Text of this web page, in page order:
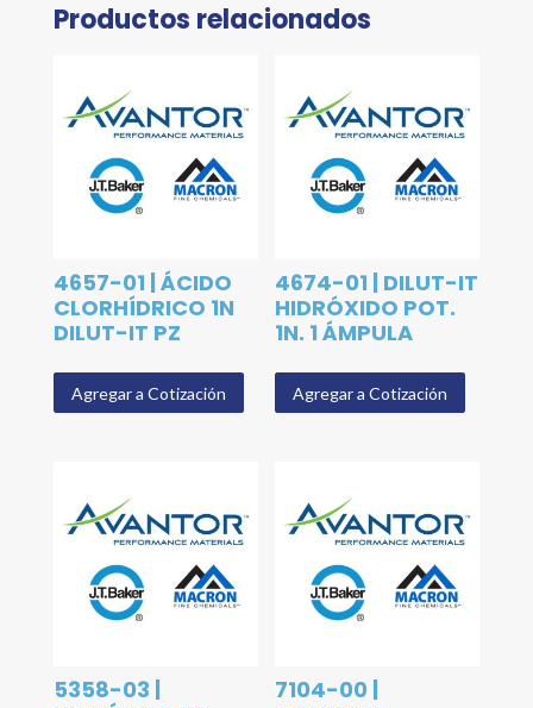
Productos relacionados
4657-01 | ÁCIDO
CLORHÍDRICO 1N
DILUT-IT PZ
Agregar a Cotización
4674-01 | DILUT-IT
HIDRÓXIDO POT.
1N. 1 ÁMPULA
Agregar a Cotización
5358-03 |
7104-00 |